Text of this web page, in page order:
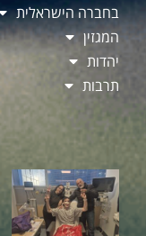
בחברה הישראלית
המגזין
יהדות
תרבות